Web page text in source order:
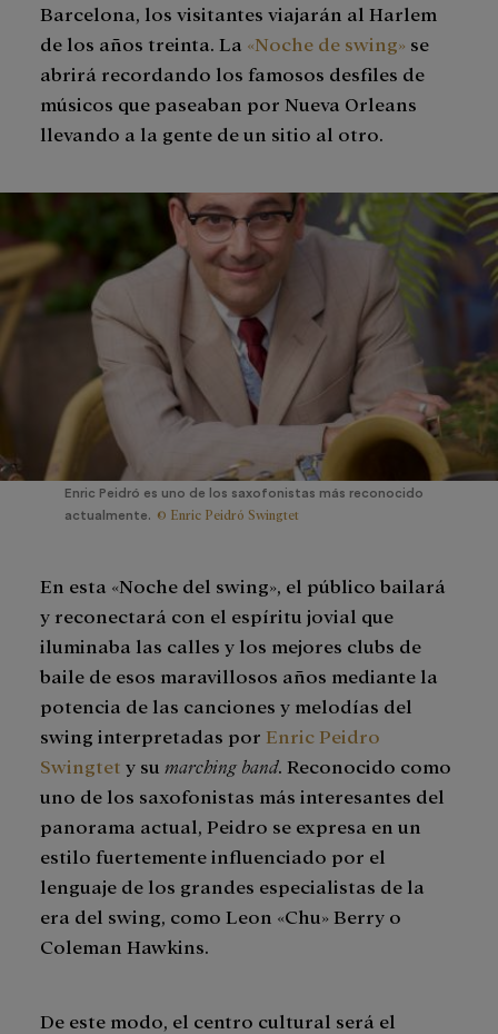
Barcelona, los visitantes viajarán al Harlem
de los años treinta. La «Noche de swing» se
abrirá recordando los famosos desfiles de
músicos que paseaban por Nueva Orleans
llevando a la gente de un sitio al otro.
Enric Peidró es uno de los saxofonistas más reconocido
actualmente. © Enric Peidró Swingtet
En esta «Noche del swing», el público bailará
y reconectará con el espíritu jovial que
iluminaba las calles y los mejores clubs de
baile de esos maravillosos años mediante la
potencia de las canciones y melodías del
swing interpretadas por Enric Peidro
Swingtet y su marching band. Reconocido como
uno de los saxofonistas más interesantes del
panorama actual, Peidro se expresa en un
estilo fuertemente influenciado por el
lenguaje de los grandes especialistas de la
era del swing, como Leon «Chu» Berry o
Coleman Hawkins.
De este modo, el centro cultural será el